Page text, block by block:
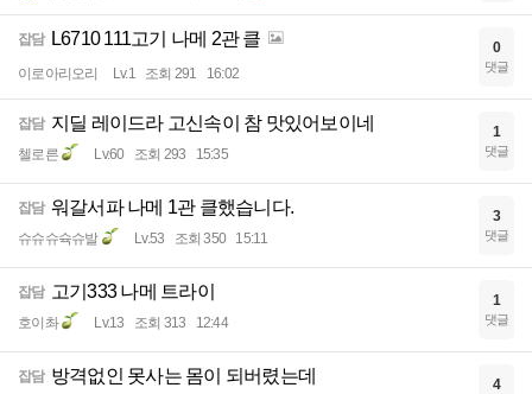
잡담 L6710 111고기 나메 2관 클
이로아리오리 Lv.1 조회 291 16:02
0
댓글
잡담 지딜 레이드라 고신속이 참 맛있어보이네
첼로른 Lv.60 조회 293 15:35
1
댓글
잡담 워갈서파 나메 1관 클했습니다.
슈슈슈슉슈발 Lv.53 조회 350 15:11
3
댓글
잡담 고기333 나메 트라이
호이촤 Lv.13 조회 313 12:44
1
댓글
잡담 방격없인 못사는 몸이 되버렸는데 4